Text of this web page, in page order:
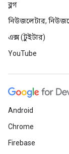
ব্লগ
নিউজলেটার,
এক্স (টুইটার)
YouTube
Android
Chrome
Firebase